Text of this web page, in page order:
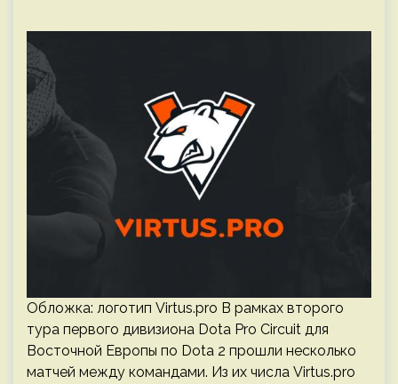
Обложка: логотип Virtus.pro В рамках второго
тура первого дивизиона Dota Pro Circuit для
Восточной Европы по Dota 2 прошли несколько
матчей между командами. Из их числа Virtus.pro